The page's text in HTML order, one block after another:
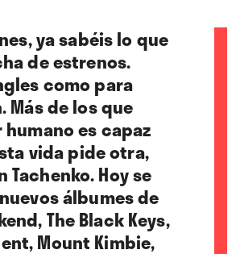
ya sabéis lo que
de estrenos.
como para
Más de los que
es capaz
vida pide otra,
Hoy se
álbumes de
The Black Keys,
Mount Kimbie,